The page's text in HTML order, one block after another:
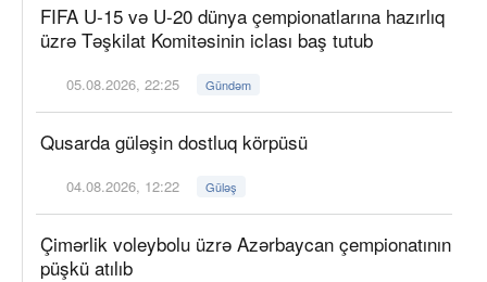
FIFA U-15 və U-20 dünya çempionatlarına hazırlıq
üzrə Təşkilat Komitəsinin iclası baş tutub
05.08.2026, 22:25 Gündəm
Qusarda güləşin dostluq körpüsü
04.08.2026, 12:22 Güləş
Çimərlik voleybolu üzrə Azərbaycan çempionatının
püşkü atılıb